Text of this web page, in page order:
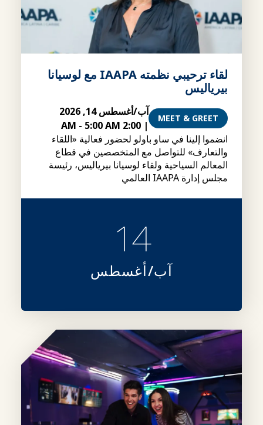
لقاء ترحيبي نظمته IAAPA مع لوسيانا
بيرياليس
MEET & GREET
آب/أغسطس 14, 2026
|
2:00 AM
- 5:00 AM
انضموا إلينا في ساو باولو لحضور فعالية «اللقاء
والتعارف» للتواصل مع المتخصصين في قطاع
المعالم السياحية ولقاء لوسيانا بيرياليس، رئيسة
مجلس إدارة IAAPA العالمي
14
آب/أغسطس